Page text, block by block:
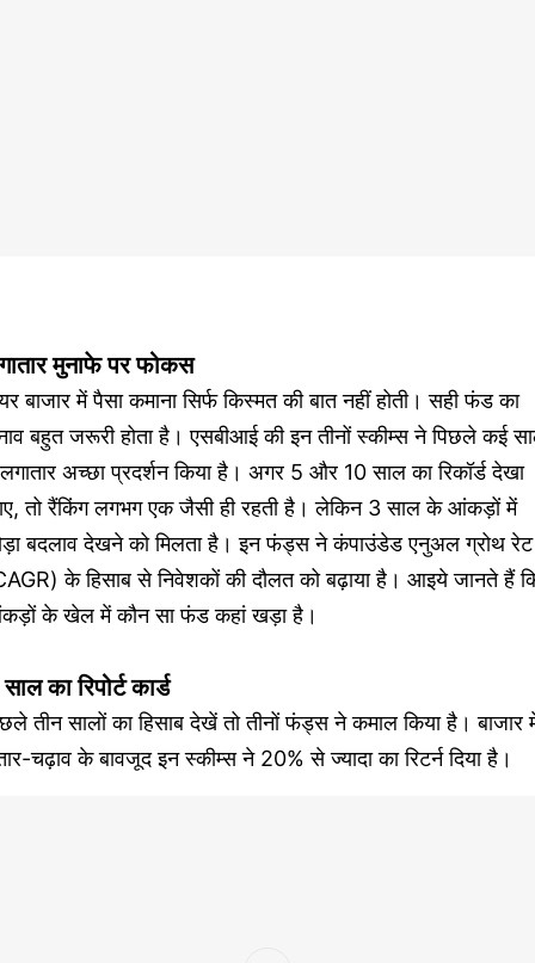
मुनाफे पर फोकस
बाजार में पैसा कमाना सिर्फ किस्मत की बात नहीं होती। सही फंड का
बहुत जरूरी होता है। एसबीआई की इन तीनों स्कीम्स ने पिछले कई
अच्छा प्रदर्शन किया है। अगर 5 और 10 साल का रिकॉर्ड देखा
तो रैंकिंग लगभग एक जैसी ही रहती है। लेकिन 3 साल के आंकड़ों में
बदलाव देखने को मिलता है। इन फंड्स ने कंपाउंडेड एनुअल ग्रोथ रेट
के हिसाब से निवेशकों की दौलत को बढ़ाया है। आइये जानते हैं
के खेल में कौन सा फंड कहां खड़ा है।
का रिपोर्ट कार्ड
तीन सालों का हिसाब देखें तो तीनों फंड्स ने कमाल किया है। बाजार
चढ़ाव के बावजूद इन स्कीम्स ने 20% से ज्यादा का रिटर्न दिया है।